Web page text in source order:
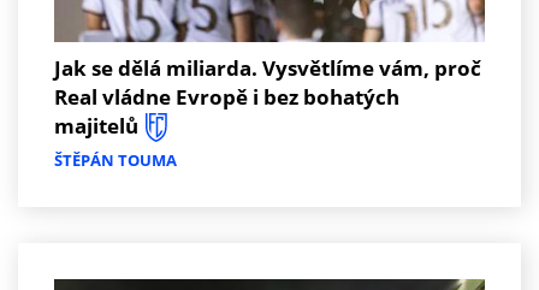
Jak se dělá miliarda. Vysvětlíme vám, proč
Real vládne Evropě i bez bohatých
majitelů
ŠTĚPÁN TOUMA